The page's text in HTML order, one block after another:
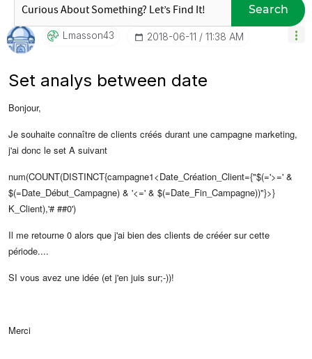
Search
Lmasson43 ‎2018-06-11 11:38 AM
Set analys between date
Bonjour,
Je souhaite connaître de clients créés durant une campagne marketing,
j'ai donc le set A suivant
num(COUNT(DISTINCT{campagne1<Date_Création_Client={"$(='>=' &
$(=Date_Début_Campagne) & '<=' & $(=Date_Fin_Campagne))"}>}
K_Client),'# ##0')
Il me retourne 0 alors que j'ai bien des clients de crééer sur cette
période....
SI vous avez une idée (et j'en juis sur;-))!
Merci